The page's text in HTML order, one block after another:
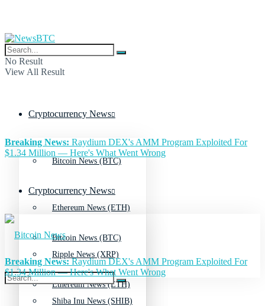
No Result
View All Result
Cryptocurrency News
Bitcoin News (BTC)
Ethereum News (ETH)
Ripple News (XRP)
Shiba Inu News (SHIB)
Breaking News: Raydium DEX's AMM Program Exploited For
$1.34 Million — Here's What Went Wrong
Cryptocurrency News
Bitcoin News (BTC)
Ethereum News (ETH)
Breaking News:Raydium DEX's AMM Program Exploited For
$1.34 Million — Here's What Went Wrong